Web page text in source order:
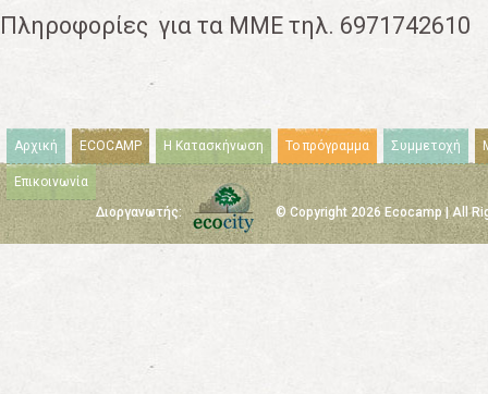
Πληροφορίες για τα ΜΜΕ τηλ. 6971742610
Αρχική ECOCAMP Η Κατασκήνωση Το πρόγραμμα Συμμετοχή
Επικοινωνία
Διοργανωτής:
© Copyright 2026 Ecocamp | All